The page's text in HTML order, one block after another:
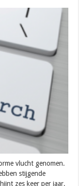
vlucht genomen.
stijgende
zes keer per jaar.